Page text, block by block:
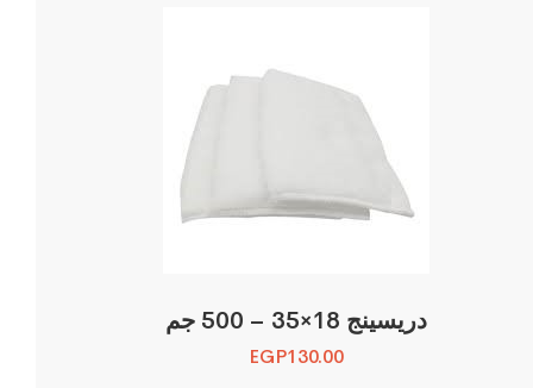
دريسينج 18×35 – 500 جم
EGP130.00